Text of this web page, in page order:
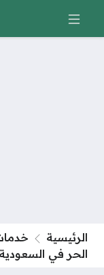
الرئيسية
الحر في السعودية